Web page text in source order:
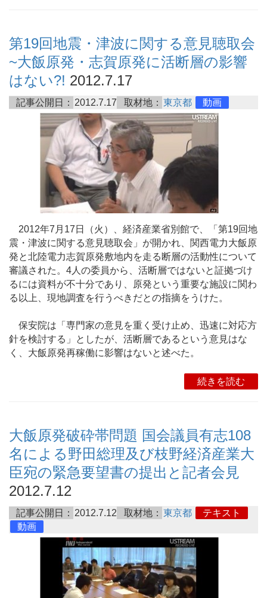
第19回地震・津波に関する意見聴取会
~大飯原発・志賀原発に活断層の影響
はない?! 2012.7.17
記事公開日： 2012.7.17 取材地： 東京都 動画
2012年7月17日（火）、経済産業省別館で、「第19回地
震・津波に関する意見聴取会」が開かれ、関西電力大飯原
発と北陸電力志賀原発敷地内を走る断層の活動性について
審議された。4人の委員から、活断層ではないと証拠づけ
るには資料が不十分であり、原発という重要な施設に関わ
る以上、現地調査を行うべきだとの指摘をうけた。
保安院は「専門家の意見を重く受け止め、迅速に対応方
針を検討する」としたが、活断層であるという意見はな
く、大飯原発再稼働に影響はないと述べた。
続きを読む
大飯原発破砕帯問題 国会議員有志108
名による野田総理及び枝野経済産業大
臣宛の緊急要望書の提出と記者会見
2012.7.12
記事公開日： 2012.7.12 取材地： 東京都
テキスト
動画